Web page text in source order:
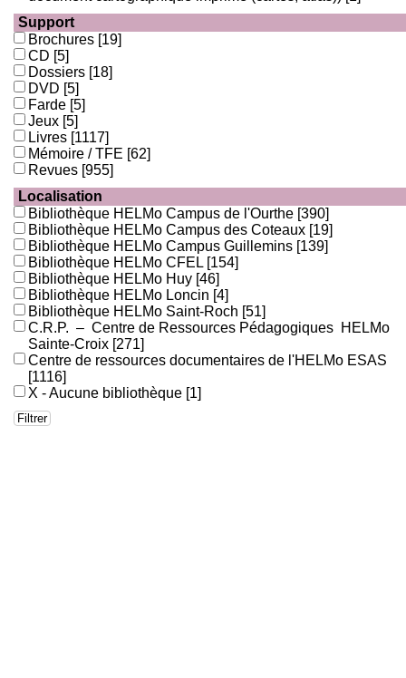
Support
Brochures [19]
CD [5]
Dossiers [18]
DVD [5]
Farde [5]
Jeux [5]
Livres [1117]
Mémoire / TFE [62]
Revues [955]
Localisation
Bibliothèque HELMo Campus de l'Ourthe [390]
Bibliothèque HELMo Campus des Coteaux [19]
Bibliothèque HELMo Campus Guillemins [139]
Bibliothèque HELMo CFEL [154]
Bibliothèque HELMo Huy [46]
Bibliothèque HELMo Loncin [4]
Bibliothèque HELMo Saint-Roch [51]
C.R.P. – Centre de Ressources Pédagogiques HELMo
Sainte-Croix [271]
Centre de ressources documentaires de l'HELMo ESAS
[1116]
X - Aucune bibliothèque [1]